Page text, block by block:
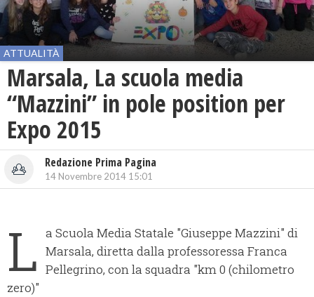
ATTUALITÀ
Marsala, La scuola media
“Mazzini” in pole position per
Expo 2015
Redazione Prima Pagina
14 Novembre 2014 15:01
L a Scuola Media Statale "Giuseppe Mazzini" di
Marsala, diretta dalla professoressa Franca
Pellegrino, con la squadra "km 0 (chilometro
zero)"